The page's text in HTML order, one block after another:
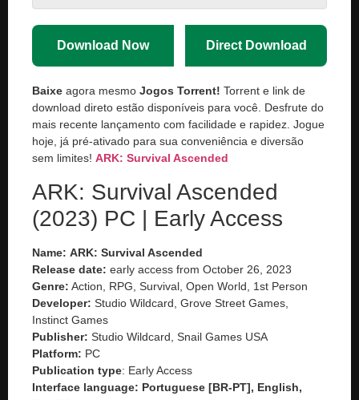
Download Now Direct Download
Baixe agora mesmo Jogos Torrent! Torrent e link de
download direto estão disponíveis para você. Desfrute do
mais recente lançamento com facilidade e rapidez. Jogue
hoje, já pré-ativado para sua conveniência e diversão
sem limites! ARK: Survival Ascended
ARK: Survival Ascended
(2023) PC | Early Access
Name: ARK: Survival Ascended
Release date: early access from October 26, 2023
Genre: Action, RPG, Survival, Open World, 1st Person
Developer: Studio Wildcard, Grove Street Games,
Instinct Games
Publisher: Studio Wildcard, Snail Games USA
Platform: PC
Publication type: Early Access
Interface language: Portuguese [BR-PT], English,